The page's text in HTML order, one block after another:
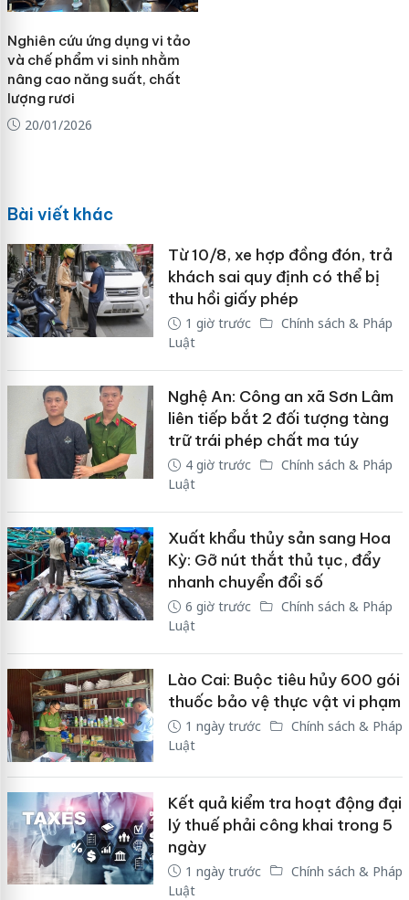
Nghiên cứu ứng dụng vi tảo
và chế phẩm vi sinh nhằm
nâng cao năng suất, chất
lượng rươi
20/01/2026
Bài viết khác
Từ 10/8, xe hợp đồng đón, trả
khách sai quy định có thể bị
thu hồi giấy phép
1 giờ trước
Chính sách & Pháp
Luật
Nghệ An: Công an xã Sơn Lâm
liên tiếp bắt 2 đối tượng tàng
trữ trái phép chất ma túy
4 giờ trước
Chính sách & Pháp
Luật
Xuất khẩu thủy sản sang Hoa
Kỳ: Gỡ nút thắt thủ tục, đẩy
nhanh chuyển đổi số
6 giờ trước
Chính sách & Pháp
Luật
Lào Cai: Buộc tiêu hủy 600 gói
thuốc bảo vệ thực vật vi phạm
1 ngày trước
Chính sách & Pháp
Luật
Kết quả kiểm tra hoạt động đại
lý thuế phải công khai trong 5
ngày
1 ngày trước
Chính sách & Pháp
Luật